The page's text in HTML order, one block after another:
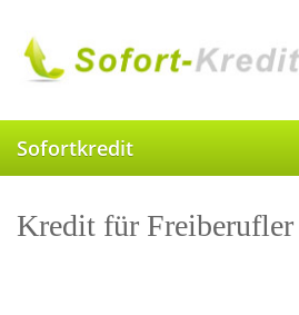
main
content
Sofortkredit
Kredit für Freiberufler